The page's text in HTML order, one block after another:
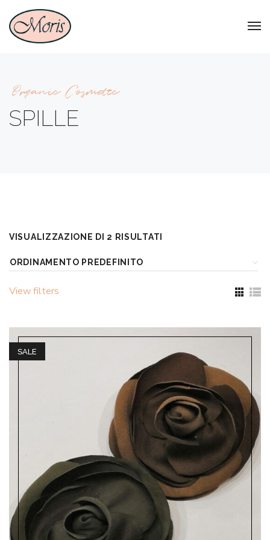
Organic Cosmetic
SPILLE
VISUALIZZAZIONE DI 2 RISULTATI
View filters
SALE